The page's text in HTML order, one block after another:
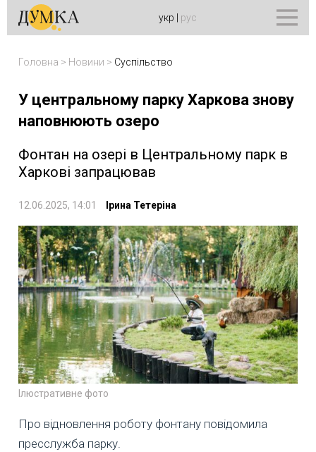
укр рус
Головна > Новини > Суспільство
У центральному парку Харкова знову
наповнюють озеро
Фонтан на озері в Центральному парк в
Харкові запрацював
12.06.2025, 14:01 Ірина Тетеріна
Ілюстративне фото
Про відновлення роботу фонтану повідомила
пресслужба парку.